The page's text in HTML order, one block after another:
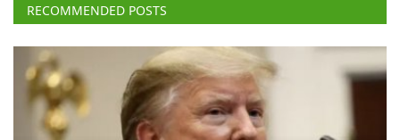
RECOMMENDED POSTS